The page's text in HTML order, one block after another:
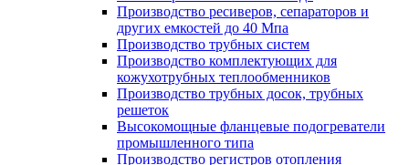
Производство ресиверов, сепараторов и
других емкостей до 40 Мпа
Производство трубных систем
Производство комплектующих для
кожухотрубных теплообменников
Производство трубных досок, трубных
решеток
Высокомощные фланцевые подогреватели
промышленного типа
Производство регистров отопления